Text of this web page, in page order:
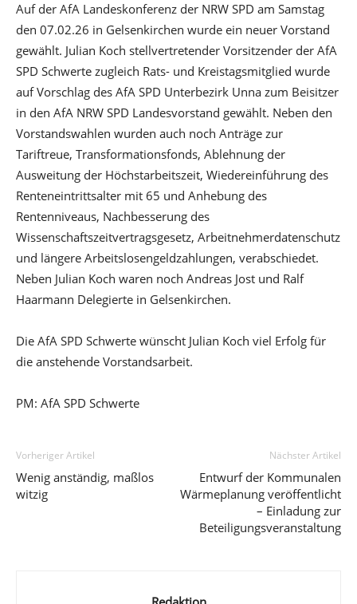
Auf der AfA Landeskonferenz der NRW SPD am Samstag
den 07.02.26 in Gelsenkirchen wurde ein neuer Vorstand
gewählt. Julian Koch stellvertretender Vorsitzender der AfA
SPD Schwerte zugleich Rats- und Kreistagsmitglied wurde
auf Vorschlag des AfA SPD Unterbezirk Unna zum Beisitzer
in den AfA NRW SPD Landesvorstand gewählt. Neben den
Vorstandswahlen wurden auch noch Anträge zur
Tariftreue, Transformationsfonds, Ablehnung der
Ausweitung der Höchstarbeitszeit, Wiedereinführung des
Renteneintrittsalter mit 65 und Anhebung des
Rentenniveaus, Nachbesserung des
Wissenschaftszeitvertragsgesetz, Arbeitnehmerdatenschutz
und längere Arbeitslosengeldzahlungen, verabschiedet.
Neben Julian Koch waren noch Andreas Jost und Ralf
Haarmann Delegierte in Gelsenkirchen.
Die AfA SPD Schwerte wünscht Julian Koch viel Erfolg für
die anstehende Vorstandsarbeit.
PM: AfA SPD Schwerte
Vorheriger Artikel
Wenig anständig, maßlos
witzig
Nächster Artikel
Entwurf der Kommunalen
Wärmeplanung veröffentlicht
– Einladung zur
Beteiligungsveranstaltung